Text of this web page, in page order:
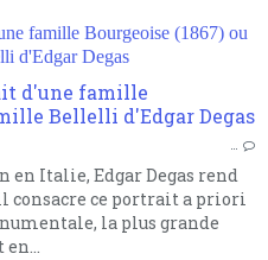
famille Bourgeoise (1867) ou
d'Edgar Degas
…
en Italie, Edgar Degas rend
consacre ce portrait a priori
la plus grande
en...